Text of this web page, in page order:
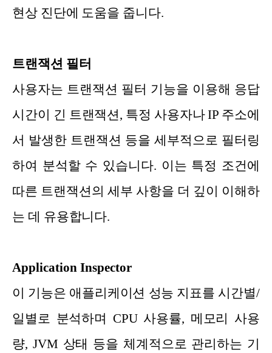
현상 진단에 도움을 줍니다.
트랜잭션 필터
사용자는 트랜잭션 필터 기능을 이용해 응답
시간이 긴 트랜잭션, 특정 사용자나 IP 주소에
서 발생한 트랜잭션 등을 세부적으로 필터링
하여 분석할 수 있습니다. 이는 특정 조건에
따른 트랜잭션의 세부 사항을 더 깊이 이해하
는 데 유용합니다.
Application Inspector
이 기능은 애플리케이션 성능 지표를 시간별/
일별로 분석하며 CPU 사용률, 메모리 사용
량, JVM 상태 등을 체계적으로 관리하는 기